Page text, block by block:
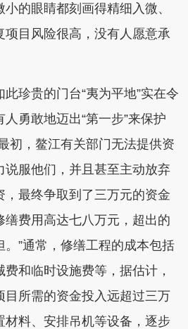
的眼睛都刻画得精细入微、
项目风险很高，没有人愿意承
珍贵的门台“夷为平地”实在令
勇敢地迈出“第一步”来保护
初，鳌江有关部门无法提供资
说服他们，并且甚至主动放弃
，最终争取到了三万元的资金
缮费用高达七八万元，超出的
”通常，修缮工程的成本包括
和临时设施费等，据估计，
目所需的资金投入远超过三万
材料、安排吊机等设备，逐步